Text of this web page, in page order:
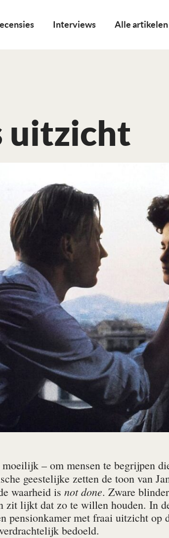
Interviews Alle artikelen
uitzicht
– om mensen te begrijpen
geestelijke zetten de toon van
waarheid is not done. Zware
zit lijkt dat zo te willen houden. In
pensionkamer met fraai uitzicht op
bedoeld.